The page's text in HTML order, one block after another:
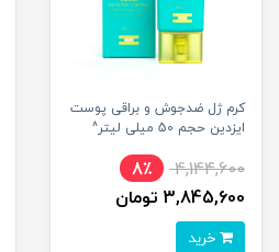
کرم ژل ضدجوش و براقی پوست
ایزدین حجم 50 میلی لیتر^
4,144,600
8٪
3,845,600 تومان